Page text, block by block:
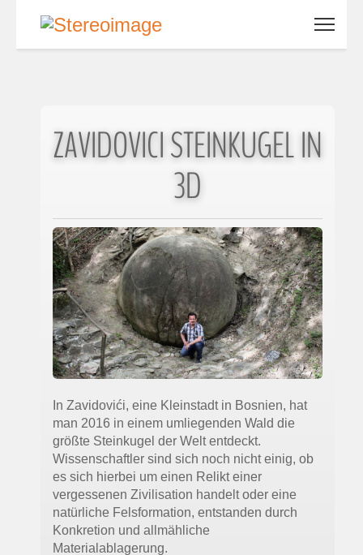
ZAVIDOVICI STEINKUGEL IN
3D
In Zavidovići, eine Kleinstadt in Bosnien, hat
man 2016 in einem umliegenden Wald die
größte Steinkugel der Welt entdeckt.
Wissenschaftler sind sich noch nicht einig, ob
es sich hierbei um einen Relikt einer
vergessenen Zivilisation handelt oder eine
natürliche Felsformation, entstanden durch
Konkretion und allmähliche
Materialablagerung.